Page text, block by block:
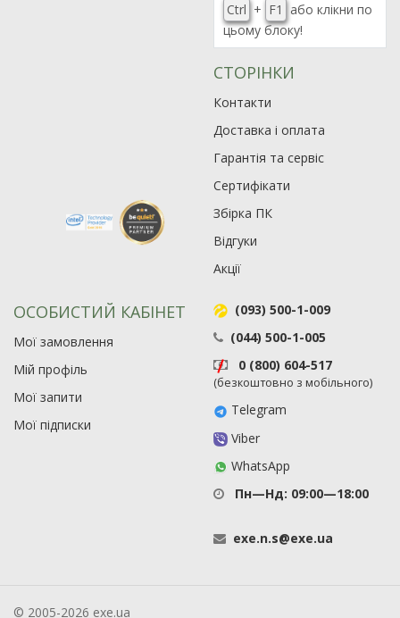
Ctrl + F1
або клікни по
цьому блоку!
СТОРІНКИ
Контакти
Доставка і оплата
Гарантія та сервіс
Сертифікати
Збірка ПК
Відгуки
Акції
ОСОБИСТИЙ КАБІНЕТ
Мої замовлення
Мій профіль
Мої запити
Мої підписки
(093) 500-1-009
(044) 500-1-005
0 (800) 604-517
(безкоштовно з мобільного)
Telegram
Viber
WhatsApp
Пн—Нд: 09:00—18:00
exe.n.s@exe.ua
© 2005-2026 exe.ua